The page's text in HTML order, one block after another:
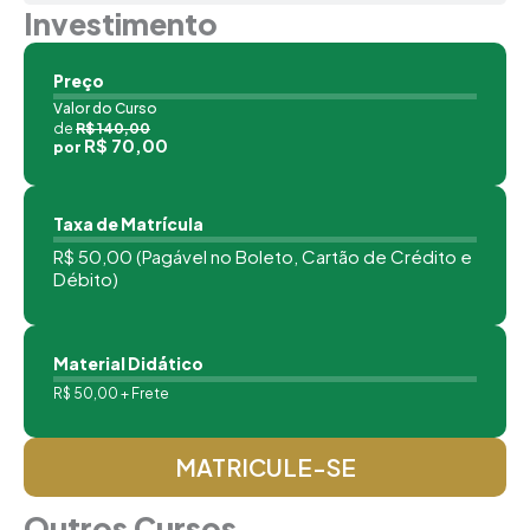
Investimento
Preço
Valor do Curso
de R$ 140,00
por R$ 70,00
Taxa de Matrícula
R$ 50,00 (Pagável no Boleto, Cartão de Crédito e
Débito)
Material Didático
R$ 50,00 + Frete
MATRICULE-SE